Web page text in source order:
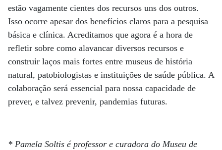
estão vagamente cientes dos recursos uns dos outros.
Isso ocorre apesar dos benefícios claros para a pesquisa
básica e clínica. Acreditamos que agora é a hora de
refletir sobre como alavancar diversos recursos e
construir laços mais fortes entre museus de história
natural, patobiologistas e instituições de saúde pública. A
colaboração será essencial para nossa capacidade de
prever, e talvez prevenir, pandemias futuras.
* Pamela Soltis é professor e curadora do Museu de